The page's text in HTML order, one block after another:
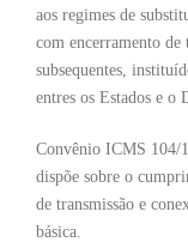
aos regimes de
com encerramento de
subsequentes,
entres os Estados e o
Convênio ICMS 104/
dispõe sobre o
de transmissão e
básica.